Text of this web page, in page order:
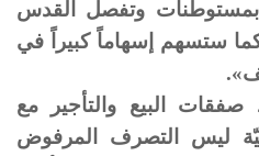
وتفصل القدس
ستسهم إسهاماً كبيراً في
البيع والتأجير مع
ليس التصرف المرفوض